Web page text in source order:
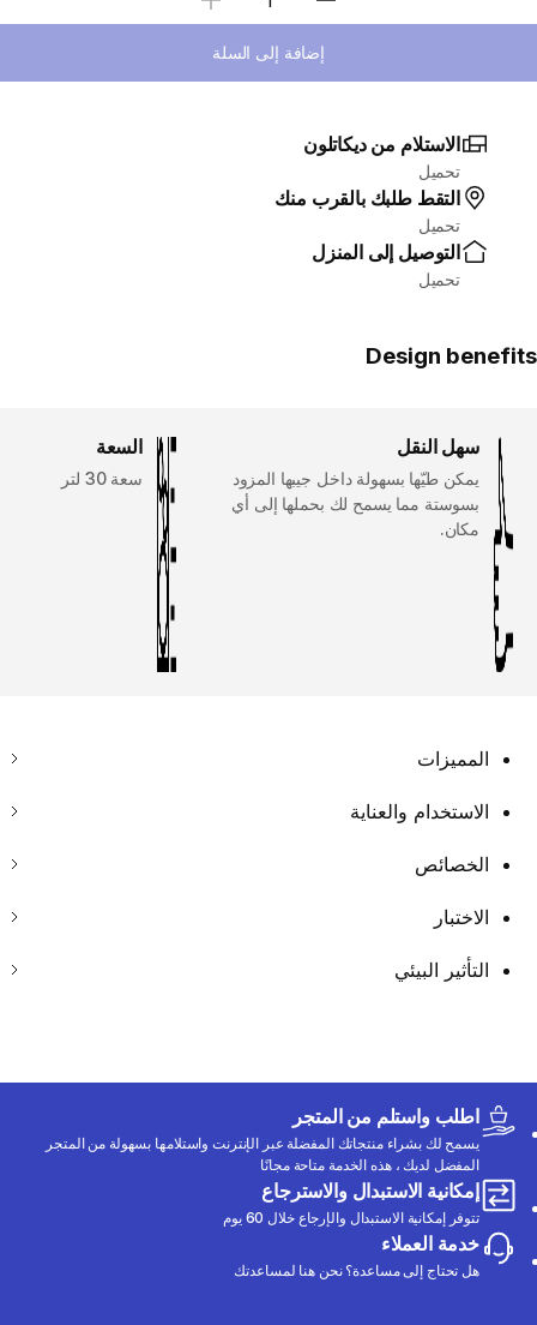
Select Quantity
إضافة إلى السلة
الاستلام من ديكاتلون
تحميل
التقط طلبك بالقرب منك
تحميل
التوصيل إلى المنزل
تحميل
Design benefits
سهل النقل
يمكن طيّها بسهولة داخل جيبها المزود
بسوستة مما يسمح لك بحملها إلى أي
مكان.
السعة
سعة 30 لتر
المميزات
الاستخدام والعناية
الخصائص
الاختبار
التأثير البيئي
اطلب واستلم من المتجر
يسمح لك بشراء منتجاتك المفضلة عبر الإنترنت واستلامها بسهولة من المتجر
المفضل لديك ، هذه الخدمة متاحة مجانًا
إمكانية الاستبدال والاسترجاع
تتوفر إمكانية الاستبدال والإرجاع خلال 60 يوم
خدمة العملاء
هل تحتاج إلى مساعدة؟ نحن هنا لمساعدتك